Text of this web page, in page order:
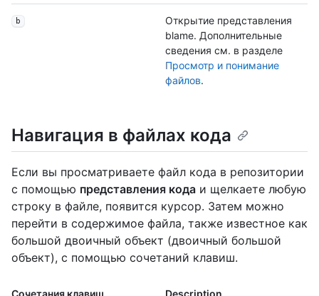
b
Открытие представления
blame. Дополнительные
сведения см. в разделе
Просмотр и понимание
файлов.
Навигация в файлах кода
Если вы просматриваете файл кода в репозитории
с помощью представления кода и щелкаете любую
строку в файле, появится курсор. Затем можно
перейти в содержимое файла, также известное как
большой двоичный объект (двоичный большой
объект), с помощью сочетаний клавиш.